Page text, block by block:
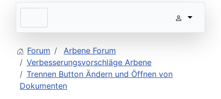
Forum
Arbene Forum
Verbesserungsvorschläge Arbene
Trennen Button Ändern und Öffnen von
Dokumenten